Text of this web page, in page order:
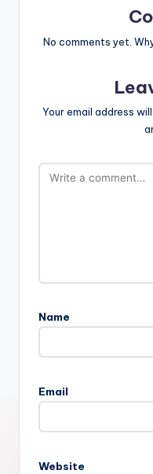
No comments yet.
Your email address
Name
Email
Website